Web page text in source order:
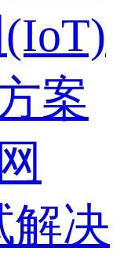
案
解决